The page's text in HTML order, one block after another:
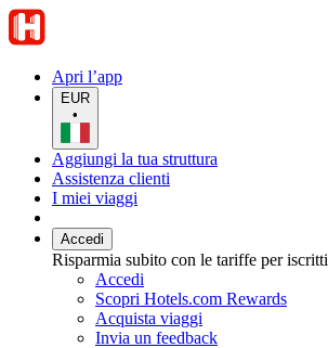
Apri l’app
EUR
•
Aggiungi la tua struttura
Assistenza clienti
I miei viaggi
Accedi
Risparmia subito con le tariffe per iscritti
Accedi
Scopri Hotels.com Rewards
Acquista viaggi
Invia un feedback